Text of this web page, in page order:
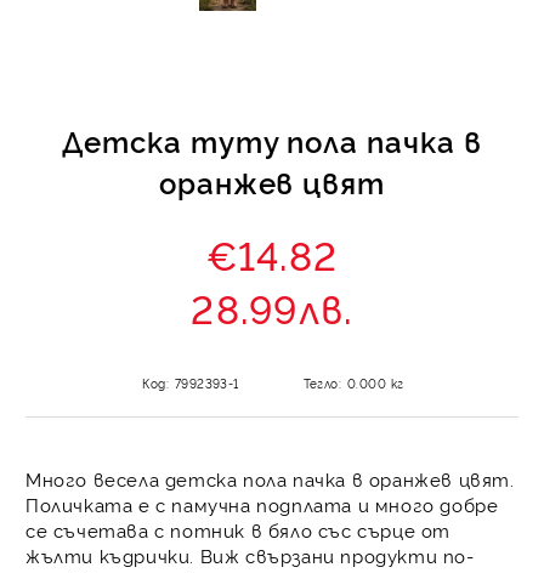
Детска туту пола пачка в
оранжев цвят
€14.82
28.99лв.
Код: 7992393-1 Тегло: 0.000 кг
Много весела детска пола пачка в оранжев цвят.
Поличката е с памучна подплата и много добре
се съчетава с потник в бяло със сърце от
жълти къдрички. Виж свързани продукти по-